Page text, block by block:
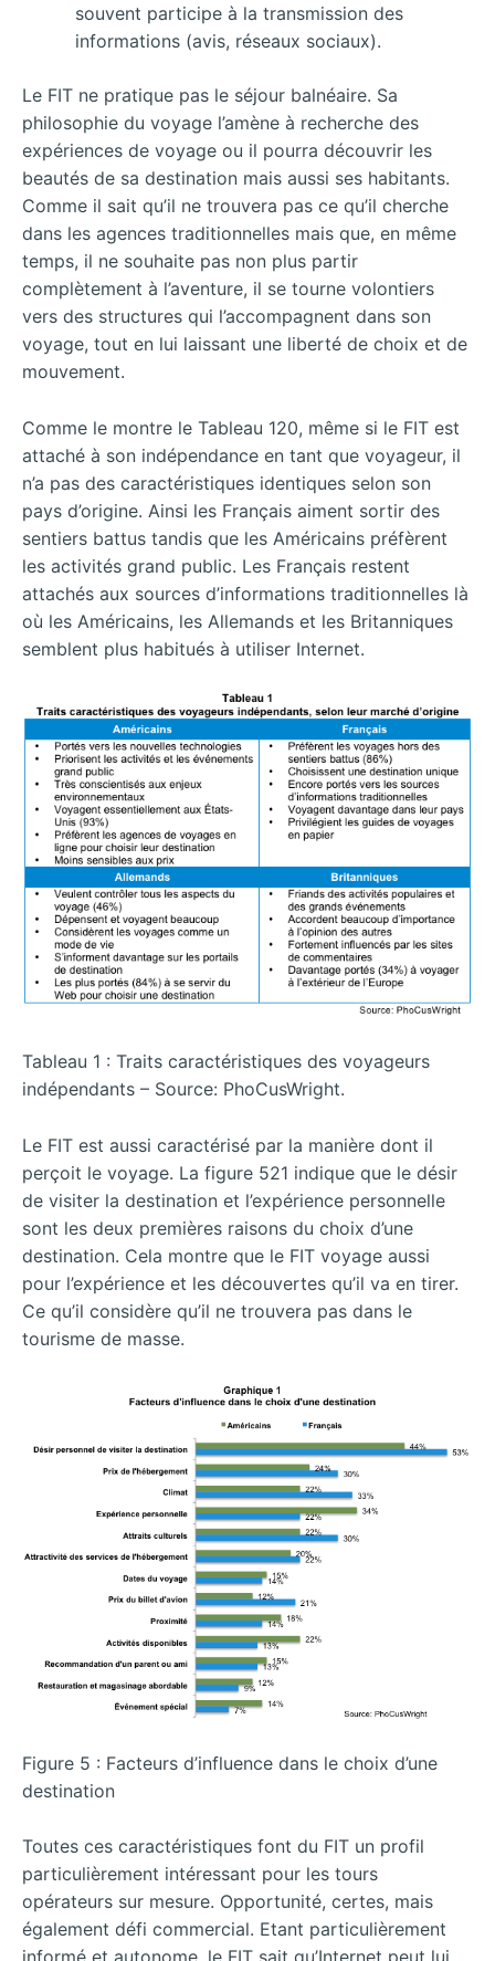
souvent participe à la transmission des
informations (avis, réseaux sociaux).
Le FIT ne pratique pas le séjour balnéaire. Sa
philosophie du voyage l’amène à recherche des
expériences de voyage ou il pourra découvrir les
beautés de sa destination mais aussi ses habitants.
Comme il sait qu’il ne trouvera pas ce qu’il cherche
dans les agences traditionnelles mais que, en même
temps, il ne souhaite pas non plus partir
complètement à l’aventure, il se tourne volontiers
vers des structures qui l’accompagnent dans son
voyage, tout en lui laissant une liberté de choix et de
mouvement.
Comme le montre le Tableau 120, même si le FIT est
attaché à son indépendance en tant que voyageur, il
n’a pas des caractéristiques identiques selon son
pays d’origine. Ainsi les Français aiment sortir des
sentiers battus tandis que les Américains préfèrent
les activités grand public. Les Français restent
attachés aux sources d’informations traditionnelles là
où les Américains, les Allemands et les Britanniques
semblent plus habitués à utiliser Internet.
Tableau 1 : Traits caractéristiques des voyageurs
indépendants – Source: PhoCusWright.
Le FIT est aussi caractérisé par la manière dont il
perçoit le voyage. La figure 521 indique que le désir
de visiter la destination et l’expérience personnelle
sont les deux premières raisons du choix d’une
destination. Cela montre que le FIT voyage aussi
pour l’expérience et les découvertes qu’il va en tirer.
Ce qu’il considère qu’il ne trouvera pas dans le
tourisme de masse.
Figure 5 : Facteurs d’influence dans le choix d’une
destination
Toutes ces caractéristiques font du FIT un profil
particulièrement intéressant pour les tours
opérateurs sur mesure. Opportunité, certes, mais
également défi commercial. Etant particulièrement